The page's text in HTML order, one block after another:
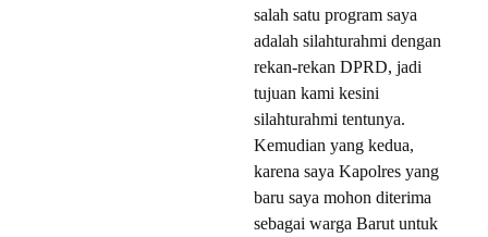
salah satu program saya
adalah silahturahmi dengan
rekan-rekan DPRD, jadi
tujuan kami kesini
silahturahmi tentunya.
Kemudian yang kedua,
karena saya Kapolres yang
baru saya mohon diterima
sebagai warga Barut untuk